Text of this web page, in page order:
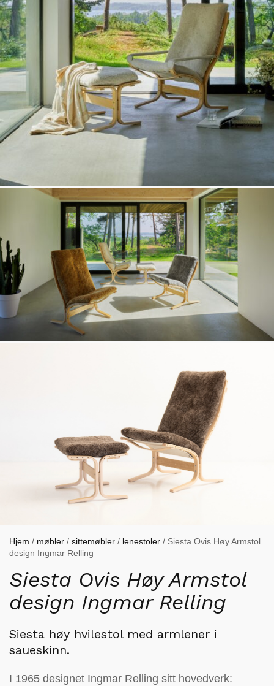
Hjem / møbler / sittemøbler / lenestoler / Siesta Ovis Høy Armstol
design Ingmar Relling
Siesta Ovis Høy Armstol
design Ingmar Relling
Siesta høy hvilestol med armlener i
saueskinn.
I 1965 designet Ingmar Relling sitt hovedverk: